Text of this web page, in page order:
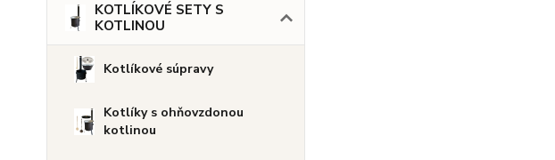
KOTLÍKOVÉ SETY S
KOTLINOU
Kotlíkové súpravy
Kotlíky s ohňovzdonou
kotlinou